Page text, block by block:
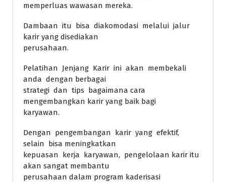
memperluas wawasan mereka.
Dambaan itu bisa diakomodasi melalui jalur
karir yang disediakan
perusahaan.
Pelatihan Jenjang Karir ini akan membekali
anda dengan berbagai
strategi dan tips bagaimana cara
mengembangkan karir yang baik bagi
karyawan.
Dengan pengembangan karir yang efektif,
selain bisa meningkatkan
kepuasan kerja karyawan, pengelolaan karir itu
akan sangat membantu
perusahaan dalam program kaderisasi